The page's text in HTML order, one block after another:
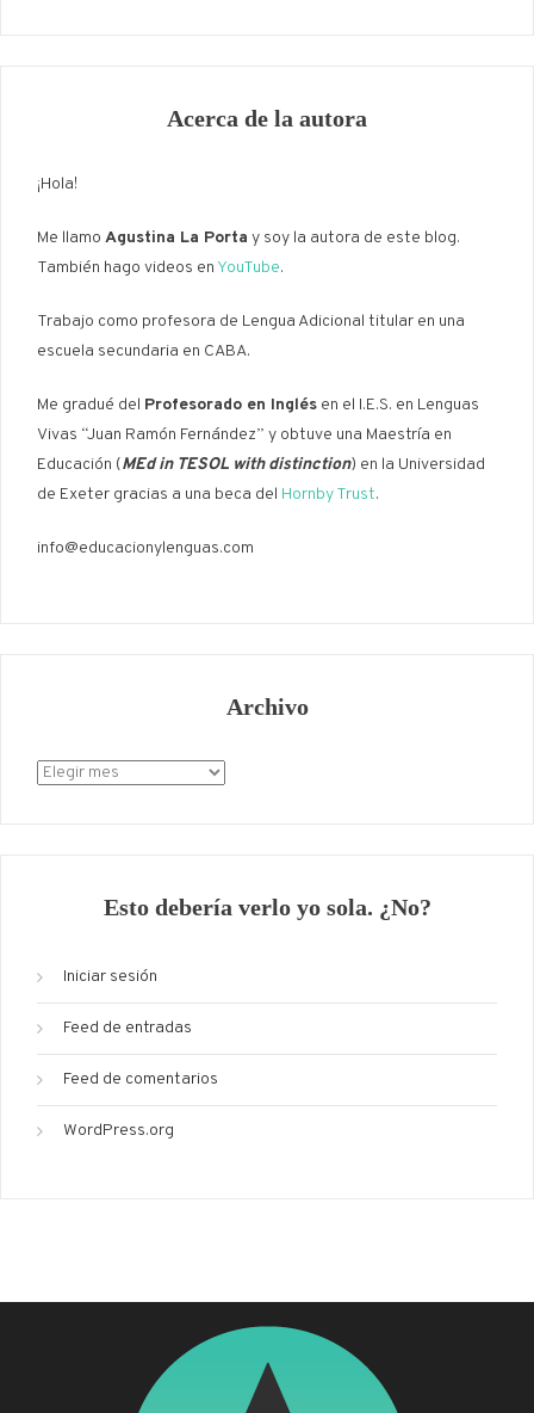
Acerca de la autora
¡Hola!
Me llamo Agustina La Porta y soy la autora de este blog.
También hago videos en YouTube.
Trabajo como profesora de Lengua Adicional titular en una
escuela secundaria en CABA.
Me gradué del Profesorado en Inglés en el I.E.S. en Lenguas
Vivas “Juan Ramón Fernández” y obtuve una Maestría en
Educación (MEd in TESOL with distinction) en la Universidad
de Exeter gracias a una beca del Hornby Trust.
info@educacionylenguas.com
Archivo
Archivo
Esto debería verlo yo sola. ¿No?
Iniciar sesión
Feed de entradas
Feed de comentarios
WordPress.org